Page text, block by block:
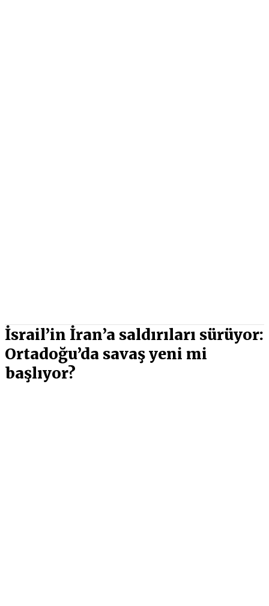
İsrail’in İran’a saldırıları sürüyor:
Ortadoğu’da savaş yeni mi
başlıyor?